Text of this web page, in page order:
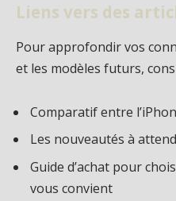
Liens vers des
Pour approfondir vos
et les modèles futurs,
Comparatif entre
Les nouveautés à
Guide d’achat pour
vous convient